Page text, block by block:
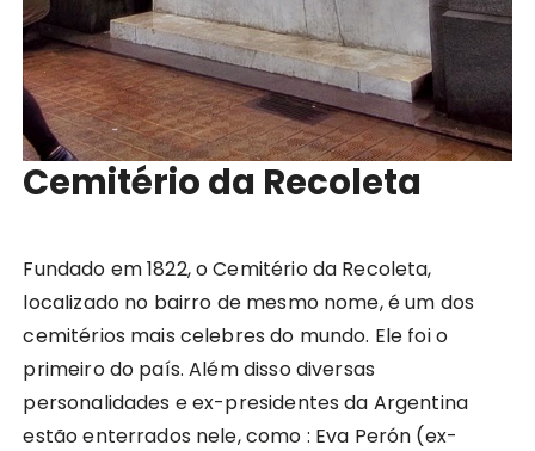
Cemitério da Recoleta
Fundado em 1822, o Cemitério da Recoleta,
localizado no bairro de mesmo nome, é um dos
cemitérios mais celebres do mundo. Ele foi o
primeiro do país. Além disso diversas
personalidades e ex-presidentes da Argentina
estão enterrados nele, como : Eva Perón (ex-